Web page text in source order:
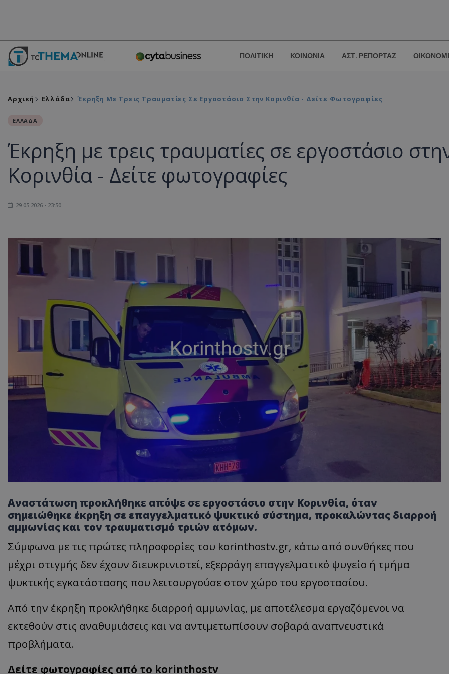
ΠΟΛΙΤΙΚΗ ΚΟΙΝΩΝΙΑ ΑΣΤ. ΡΕΠΟΡΤΑΖ
Αρχική Ελλάδα Έκρηξη Με Τρεις Τραυματίες Σε Εργοστάσιο Στην Κορινθία - Δείτε Φωτογραφίες
ΕΛΛΑΔΑ
Έκρηξη με τρεις τραυματίες σε εργοστάσιο
Κορινθία - Δείτε φωτογραφίες
29.05.2026 - 23:50
Αναστάτωση προκλήθηκε απόψε σε εργοστάσιο στην Κορινθία, όταν
σημειώθηκε έκρηξη σε επαγγελματικό ψυκτικό σύστημα, προκαλώντας διαρροή
αμμωνίας και τον τραυματισμό τριών ατόμων.
Σύμφωνα με τις πρώτες πληροφορίες του korinthostv.gr, κάτω από συνθήκες που
μέχρι στιγμής δεν έχουν διευκρινιστεί, εξερράγη επαγγελματικό ψυγείο ή τμήμα
ψυκτικής εγκατάστασης που λειτουργούσε στον χώρο του εργοστασίου.
Από την έκρηξη προκλήθηκε διαρροή αμμωνίας, με αποτέλεσμα εργαζόμενοι να
εκτεθούν στις αναθυμιάσεις και να αντιμετωπίσουν σοβαρά αναπνευστικά
προβλήματα.
Δείτε φωτογραφίες από το korinthostv